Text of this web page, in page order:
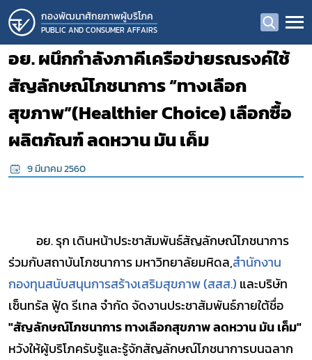
กองพัฒนาศักยภาพผู้บริโภค
PUBLIC AND CONSUMER AFFAIRS
อย. ผนึกกำลังภาคีเครือข่ายรณรงค์ใช้
สัญลักษณ์โภชนาการ “ทางเลือก
สุขภาพ”(Healthier Choice) เลือกซื้อ
ผลิตภัณฑ์ ลดหวาน มัน เค็ม
9 มีนาคม 2560
อย. รุก เดินหน้าประชาสัมพันธ์สัญลักษณ์โภชนาการ
ร่วมกับสถาบันโภชนาการ มหาวิทยาลัยมหิดล,สำนักงาน
กองทุนสนับสนุนการสร้างเสริมสุขภาพ (สสส.) และบริษัท
เซ็นทรัล ฟู้ด รีเทล จำกัด จัดงานประชาสัมพันธ์ภายใต้ชื่อ
"สัญลักษณ์โภชนาการ ทางเลือกสุขภาพ ลดหวาน มัน เค็ม"
หวังให้ผู้บริโภครับรู้และรู้จักสัญลักษณ์โภชนาการบนฉลาก